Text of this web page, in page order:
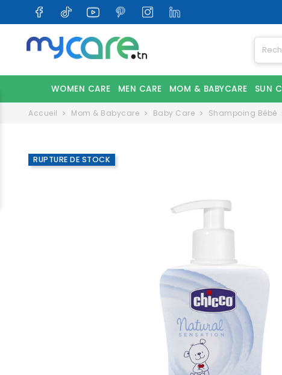
WOMEN CARE MEN CARE MOM & BABYCARE SUN
Accueil Mom & Babycare Baby Care Shampoing Bébé
RUPTURE DE STOCK